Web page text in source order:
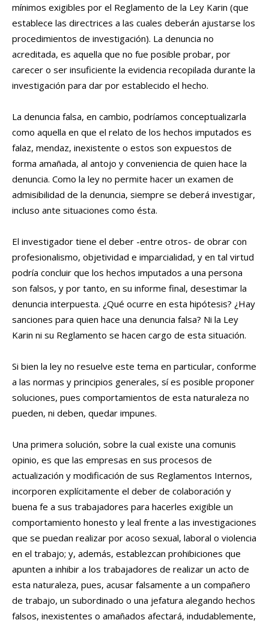
mínimos exigibles por el Reglamento de la Ley Karin (que
establece las directrices a las cuales deberán ajustarse los
procedimientos de investigación). La denuncia no
acreditada, es aquella que no fue posible probar, por
carecer o ser insuficiente la evidencia recopilada durante la
investigación para dar por establecido el hecho.
La denuncia falsa, en cambio, podríamos conceptualizarla
como aquella en que el relato de los hechos imputados es
falaz, mendaz, inexistente o estos son expuestos de
forma amañada, al antojo y conveniencia de quien hace la
denuncia. Como la ley no permite hacer un examen de
admisibilidad de la denuncia, siempre se deberá investigar,
incluso ante situaciones como ésta.
El investigador tiene el deber -entre otros- de obrar con
profesionalismo, objetividad e imparcialidad, y en tal virtud
podría concluir que los hechos imputados a una persona
son falsos, y por tanto, en su informe final, desestimar la
denuncia interpuesta. ¿Qué ocurre en esta hipótesis? ¿Hay
sanciones para quien hace una denuncia falsa? Ni la Ley
Karin ni su Reglamento se hacen cargo de esta situación.
Si bien la ley no resuelve este tema en particular, conforme
a las normas y principios generales, sí es posible proponer
soluciones, pues comportamientos de esta naturaleza no
pueden, ni deben, quedar impunes.
Una primera solución, sobre la cual existe una comunis
opinio, es que las empresas en sus procesos de
actualización y modificación de sus Reglamentos Internos,
incorporen explícitamente el deber de colaboración y
buena fe a sus trabajadores para hacerles exigible un
comportamiento honesto y leal frente a las investigaciones
que se puedan realizar por acoso sexual, laboral o violencia
en el trabajo; y, además, establezcan prohibiciones que
apunten a inhibir a los trabajadores de realizar un acto de
esta naturaleza, pues, acusar falsamente a un compañero
de trabajo, un subordinado o una jefatura alegando hechos
falsos, inexistentes o amañados afectará, indudablemente,